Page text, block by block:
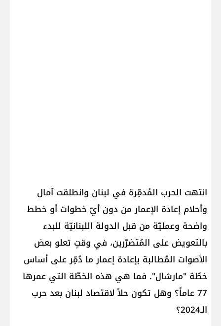
انتهت الحرب المُدمِّرة في لبنان وانطلقت آمال
وأحلام إعادة الإعمار من دون أيّ خطوات أو خطط
واضحة وعمليّة من قبل الدولة اللبنانيّة للبدء
بالتعويض على المُتضرّرين، في وقتٍ تعلو بعض
الأصوات المُطالبة بإعادة إعمار ما دُمِّر على أساس
خطّة "مارشال". فما هي هذه الخطّة التي عمرها
77 عاماً؟ وهل تكون حلاً لاقتصاد لبنان بعد حرب
الـ2024؟